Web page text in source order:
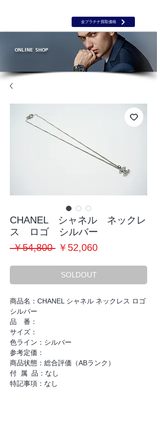
金プラチナ買取価格
ONLINE SHOP
CHANEL シャネル ネックレ
ス ロゴ シルバー
￥54,800 通
価
格
￥52,060セ
価
格
SOLDOUT
商品名：CHANEL シャネル ネックレス ロゴ
シルバー
品 番：
サイズ：
色ライン：シルバー
参考定価：
商品状態：総合評価（ABランク）
付 属 品：なし
特記事項：なし